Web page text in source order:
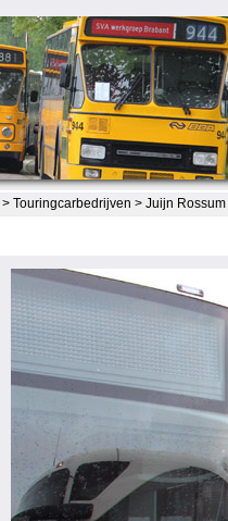
> Touringcarbedrijven > Juijn Rossum